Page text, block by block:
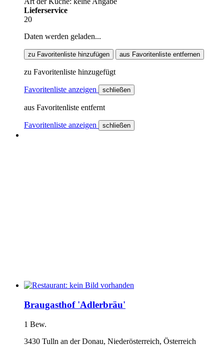
Lieferservice
20
Daten werden geladen...
zu Favoritenliste hinzufügen aus Favoritenliste entfernen
zu Favoritenliste hinzugefügt
Favoritenliste anzeigen schließen
aus Favoritenliste entfernt
Favoritenliste anzeigen schließen
Braugasthof 'Adlerbräu'
1 Bew.
3430 Tulln an der Donau, Niederösterreich, Österreich